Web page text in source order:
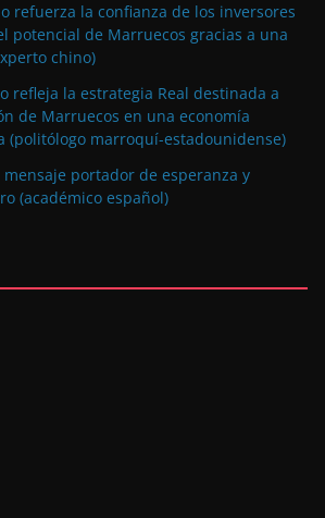
refuerza la confianza de los inversores
potencial de Marruecos gracias a una
chino)
refleja la estrategia Real destinada a
de Marruecos en una economía
(politólogo marroquí-estadounidense)
mensaje portador de esperanza y
(académico español)